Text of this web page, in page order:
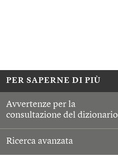
PER SAPERNE DI PIÙ
Avvertenze per la
consultazione del dizionario
Ricerca avanzata